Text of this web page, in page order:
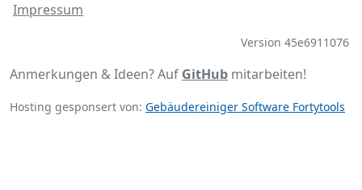
Impressum
Version 45e6911076
Anmerkungen & Ideen? Auf GitHub mitarbeiten!
Hosting gesponsert von: Gebäudereiniger Software Fortytools